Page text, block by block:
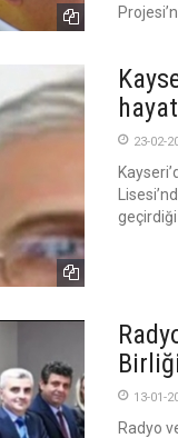
23-02-
geçirdiği
13-01-
Radyo